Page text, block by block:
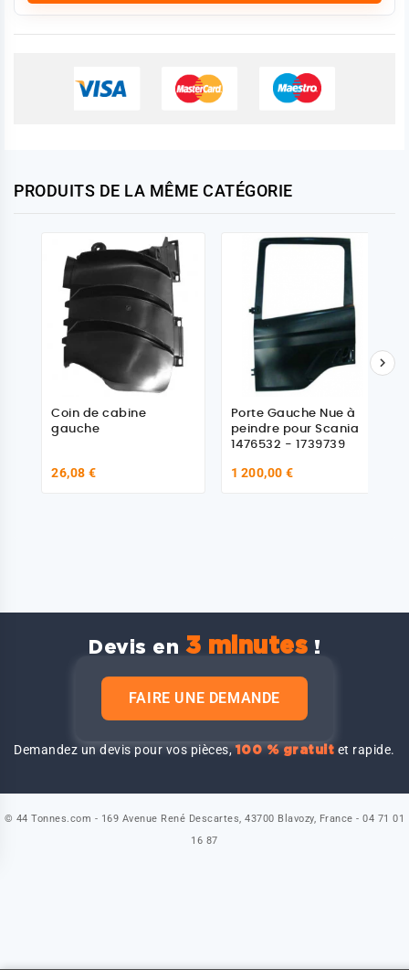
PRODUITS DE LA MÊME CATÉGORIE
Coin de cabine
gauche
26,08 €
Porte Gauche Nue à
peindre pour Scania
1476532 - 1739739
1 200,00 €

Devis en 3 minutes !
FAIRE UNE DEMANDE
Demandez un devis pour vos pièces,100 % gratuit et rapide.
© 44 Tonnes.com - 169 Avenue René Descartes, 43700 Blavozy, France - 04 71 01
16 87